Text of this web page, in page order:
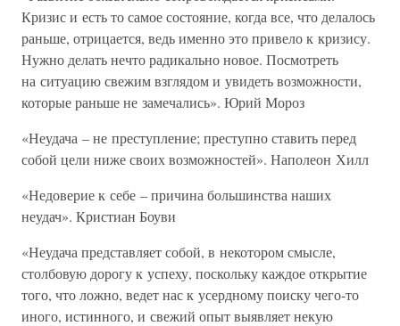
Кризис и есть то самое состояние, когда все, что делалось
раньше, отрицается, ведь именно это привело к кризису.
Нужно делать нечто радикально новое. Посмотреть
на ситуацию свежим взглядом и увидеть возможности,
которые раньше не замечались». Юрий Мороз
«Неудача – не преступление; преступно ставить перед
собой цели ниже своих возможностей». Наполеон Хилл
«Недоверие к себе – причина большинства наших
неудач». Кристиан Боуви
«Неудача представляет собой, в некотором смысле,
столбовую дорогу к успеху, поскольку каждое открытие
того, что ложно, ведет нас к усердному поиску чего-то
иного, истинного, и свежий опыт выявляет некую